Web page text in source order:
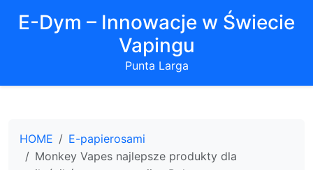
E-Dym – Innowacje w Świecie
Vapingu
Punta Larga
HOME
E-papierosami
Monkey Vapes najlepsze produkty dla